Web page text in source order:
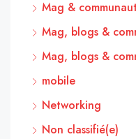
Mag &
Mag, blogs &
Mag, blogs &
mobile
Networking
Non classifié(e)